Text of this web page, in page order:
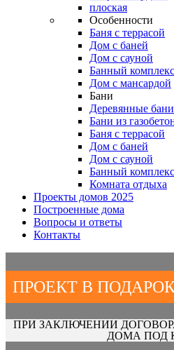
плоская
Особенности
Баня с террасой
Дом с баней
Дом с сауной
Банный комплекс
Дом с мансардой
Бани
Деревянные бани
Бани из
Баня с террасой
Дом с баней
Дом с сауной
Банный комплекс
Комната отдыха
Проекты домов 2025
Построенные дома
Вопросы и ответы
Контакты
ПРОЕКТ В
ПРИ ЗАКЛЮЧЕНИИ
ДОМА ПОД